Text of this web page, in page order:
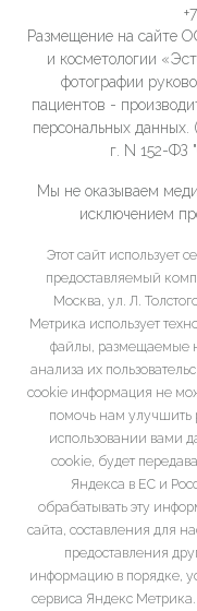
Размещение на сайте
и косметологии
фотографии
пациентов -
персональных
г. N 152-ФЗ
Мы не оказываем
исключением
Этот сайт использует
предоставляемый
Москва, ул. Л.
Метрика использует
файлы, размещаемые
анализа их
cookie информация не
помочь нам улучшить
использовании вами
cookie, будет
Яндекса в ЕС и
обрабатывать эту
сайта, составления для
предоставления
информацию в порядке,
сервиса Яндекс